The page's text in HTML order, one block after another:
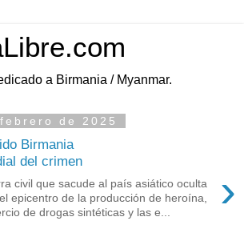
a Birmania / Myanmar.
de 2025
Birmania
del crimen
›
civil que sacude al país asiático oculta
epicentro de la producción de heroína,
de drogas sintéticas y las e...